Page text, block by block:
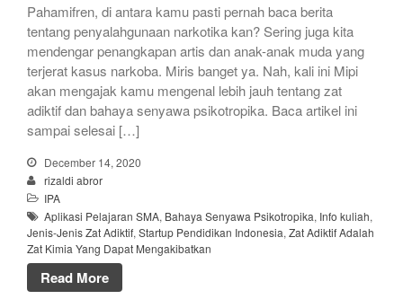
Pahamifren, di antara kamu pasti pernah baca berita
tentang penyalahgunaan narkotika kan? Sering juga kita
mendengar penangkapan artis dan anak-anak muda yang
terjerat kasus narkoba. Miris banget ya. Nah, kali ini Mipi
akan mengajak kamu mengenal lebih jauh tentang zat
adiktif dan bahaya senyawa psikotropika. Baca artikel ini
sampai selesai […]
December 14, 2020
rizaldi abror
IPA
Aplikasi Pelajaran SMA, Bahaya Senyawa Psikotropika, Info kuliah,
Jenis-Jenis Zat Adiktif, Startup Pendidikan Indonesia, Zat Adiktif Adalah
Zat Kimia Yang Dapat Mengakibatkan
Read More